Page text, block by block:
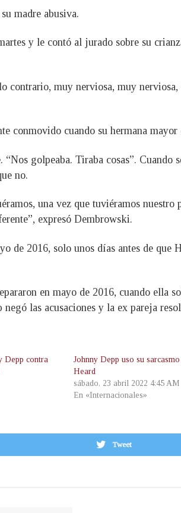
madre abusiva.
y le contó al jurado sobre su
contrario, muy nerviosa, muy
conmovido cuando su hermana
golpeaba. Tiraba cosas”. Cuando
no.
una vez que tuviéramos nuestro
expresó Dembrowski.
de 2016, solo unos días antes de que
en mayo de 2016, cuando ella
las acusaciones y la ex pareja
Depp contra
Johnny Depp uso su
Heard
sábado, 23 abril 2022 4:45 AM
En «Internacionales»
Tweet